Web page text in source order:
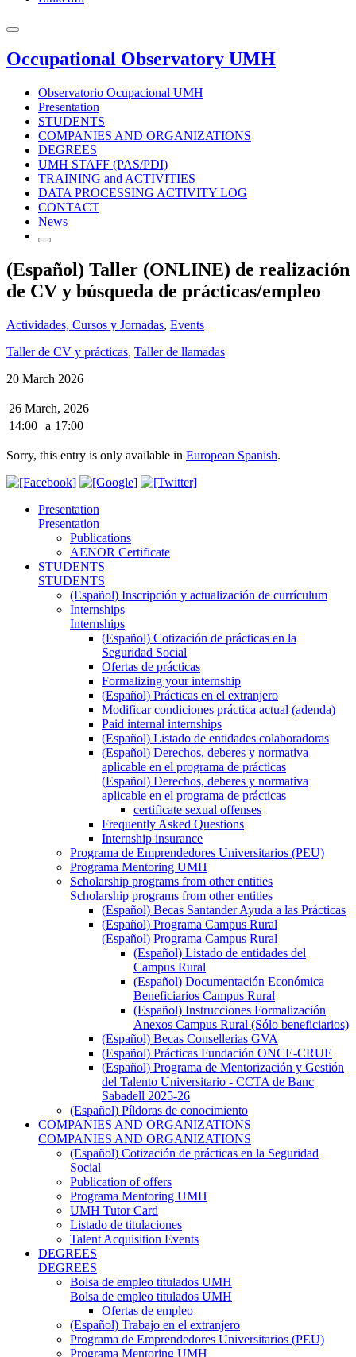
Occupational Observatory UMH
Observatorio Ocupacional UMH
Presentation
STUDENTS
COMPANIES AND ORGANIZATIONS
DEGREES
UMH STAFF (PAS/PDI)
TRAINING and ACTIVITIES
DATA PROCESSING ACTIVITY LOG
CONTACT
News
(Español) Taller (ONLINE) de realización
de CV y búsqueda de prácticas/empleo
Actividades, Cursos y Jornadas, Events
Taller de CV y prácticas, Taller de llamadas
20 March 2026
26 March, 2026
14:00 a 17:00
Sorry, this entry is only available in European Spanish.
Presentation
Presentation
Publications
AENOR Certificate
STUDENTS
STUDENTS
(Español) Inscripción y actualización de currículum
Internships
Internships
(Español) Cotización de prácticas en la
Seguridad Social
Ofertas de prácticas
Formalizing your internship
(Español) Prácticas en el extranjero
Modificar condiciones práctica actual (adenda)
Paid internal internships
(Español) Listado de entidades colaboradoras
(Español) Derechos, deberes y normativa
aplicable en el programa de prácticas
(Español) Derechos, deberes y normativa
aplicable en el programa de prácticas
certificate sexual offenses
Frequently Asked Questions
Internship insurance
Programa de Emprendedores Universitarios (PEU)
Programa Mentoring UMH
Scholarship programs from other entities
Scholarship programs from other entities
(Español) Becas Santander Ayuda a las Prácticas
(Español) Programa Campus Rural
(Español) Programa Campus Rural
(Español) Listado de entidades del
Campus Rural
(Español) Documentación Económica
Beneficiarios Campus Rural
(Español) Instrucciones Formalización
Anexos Campus Rural (Sólo beneficiarios)
(Español) Becas Consellerias GVA
(Español) Prácticas Fundación ONCE-CRUE
(Español) Programa de Mentorización y Gestión
del Talento Universitario - CCTA de Banc
Sabadell 2025-26
(Español) Píldoras de conocimiento
COMPANIES AND ORGANIZATIONS
COMPANIES AND ORGANIZATIONS
(Español) Cotización de prácticas en la Seguridad
Social
Publication of offers
Programa Mentoring UMH
UMH Tutor Card
Listado de titulaciones
Talent Acquisition Events
DEGREES
DEGREES
Bolsa de empleo titulados UMH
Bolsa de empleo titulados UMH
Ofertas de empleo
(Español) Trabajo en el extranjero
Programa de Emprendedores Universitarios (PEU)
Programa Mentoring UMH